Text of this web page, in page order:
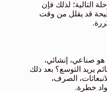
التالية؛ لذلك فإن
قد يقلل من وقت
هو صناعي، إنشائي،
يريد التوسع؟ بعد ذلك
الصرف،
خطرة.